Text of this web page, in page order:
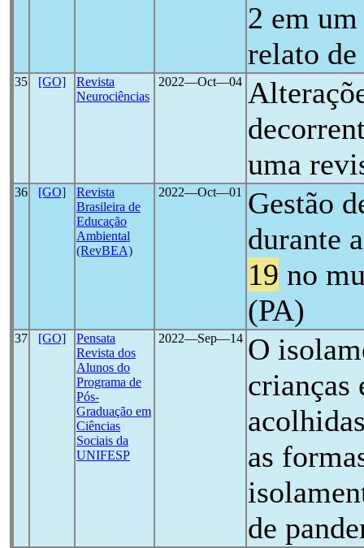
2 em
relato de
35 [GO]
Revista
Neurociências
2022―Oct―04
uma
36 [GO]
Revista
Brasileira de
Educação
Ambiental
(RevBEA)
2022―Oct―01
Gestão
durante
19 no
(PA)
37 [GO]
Pensata
Revista dos
Alunos do
Programa de
Pós-
Graduação em
Ciências
Sociais da
UNIFESP
2022―Sep―14 O
crianças
as
de